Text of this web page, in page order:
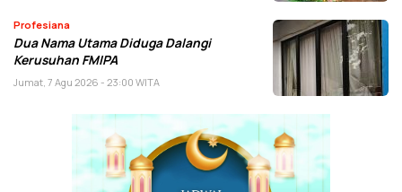
Profesiana
Dua Nama Utama Diduga Dalangi
Kerusuhan FMIPA
Jumat, 7 Agu 2026 - 23:00 WITA